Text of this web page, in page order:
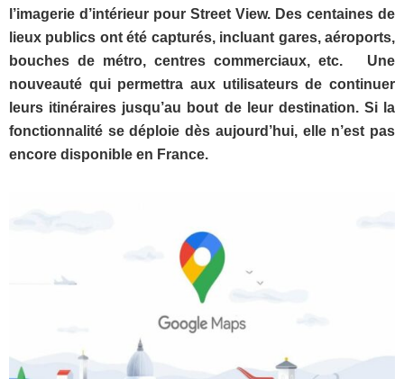
l’imagerie d’intérieur pour Street View. Des centaines de
lieux publics ont été capturés, incluant gares, aéroports,
bouches de métro, centres commerciaux, etc. Une
nouveauté qui permettra aux utilisateurs de continuer
leurs itinéraires jusqu’au bout de leur destination. Si la
fonctionnalité se déploie dès aujourd’hui, elle n’est pas
encore disponible en France.